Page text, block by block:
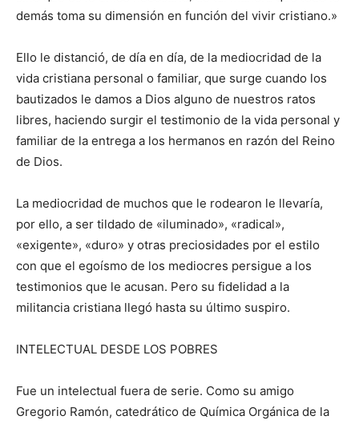
demás toma su dimensión en función del vivir cristiano.»
Ello le distanció, de día en día, de la mediocridad de la
vida cristiana personal o familiar, que surge cuando los
bautizados le damos a Dios alguno de nuestros ratos
libres, haciendo surgir el testimonio de la vida personal y
familiar de la entrega a los hermanos en razón del Reino
de Dios.
La mediocridad de muchos que le rodearon le llevaría,
por ello, a ser tildado de «iluminado», «radical»,
«exigente», «duro» y otras preciosidades por el estilo
con que el egoísmo de los mediocres persigue a los
testimonios que le acusan. Pero su fidelidad a la
militancia cristiana llegó hasta su último suspiro.
INTELECTUAL DESDE LOS POBRES
Fue un intelectual fuera de serie. Como su amigo
Gregorio Ramón, catedrático de Química Orgánica de la